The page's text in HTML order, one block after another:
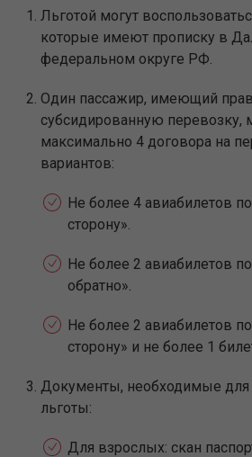
Льготой могут
которые имеют прописку в
федеральном округе РФ.
Один пассажир, имеющий
субсидированную перевозку,
максимально 4 договора на
вариантов:
Не более 4 авиабилетов
сторону».
Не более 2 авиабилетов
обратно».
Не более 2 авиабилетов
сторону» и не более 1
Документы, необходимые для
льготы:
Для взрослых: скан